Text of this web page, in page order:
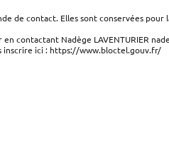
de contact. Elles sont conservées pour
contactant Nadège LAVENTURIER
inscrire ici : https://www.bloctel.gouv.fr/